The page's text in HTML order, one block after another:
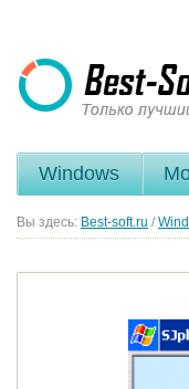
Windows
Вы здесь: Best-soft.ru /